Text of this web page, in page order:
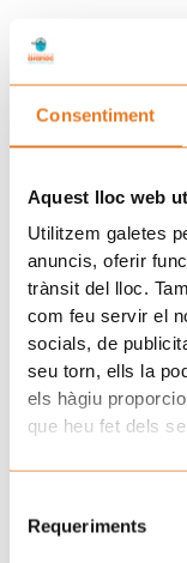
Consentiment
Aquest lloc web
Utilitzem galetes
anuncis, oferir
trànsit del lloc.
com feu servir el
socials, de
seu torn, ells la
els hàgiu
que heu fet dels
Requeriments
Descripció
Informació
Talla: Adult
Material: Cotó
Molt còmode,